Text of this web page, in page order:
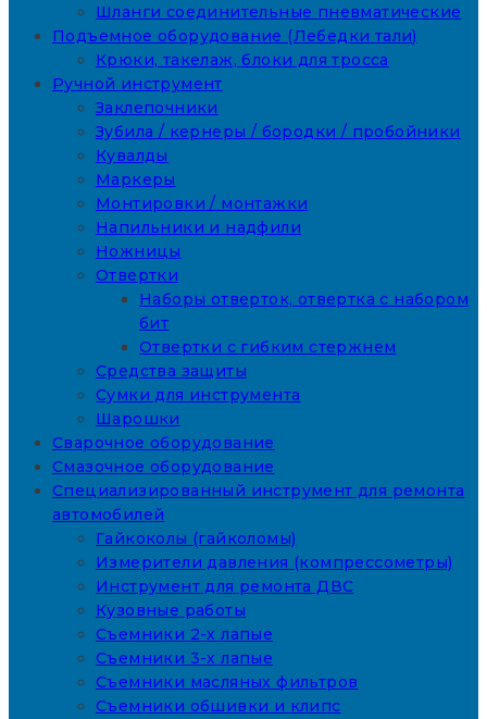
Шланги соединительные пневматические
Подъемное оборудование (Лебедки тали)
Крюки, такелаж, блоки для тросса
Ручной инструмент
Заклепочники
Зубила / кернеры / бородки / пробойники
Кувалды
Маркеры
Монтировки / монтажки
Напильники и надфили
Ножницы
Отвертки
Наборы отверток, отвертка с набором
бит
Отвертки с гибким стержнем
Средства защиты
Сумки для инструмента
Шарошки
Сварочное оборудование
Смазочное оборудование
Специализированный инструмент для ремонта
автомобилей
Гайкоколы (гайколомы)
Измерители давления (компрессометры)
Инструмент для ремонта ДВС
Кузовные работы
Съемники 2-х лапые
Съемники 3-х лапые
Съемники масляных фильтров
Съемники обшивки и клипс